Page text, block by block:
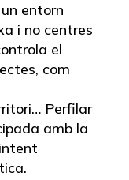
entorn
i no centres
el
com
Perfilar
amb la